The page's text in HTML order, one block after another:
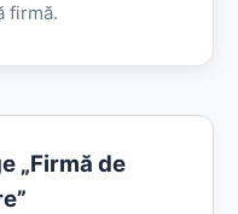
firmă.
„Firmă de